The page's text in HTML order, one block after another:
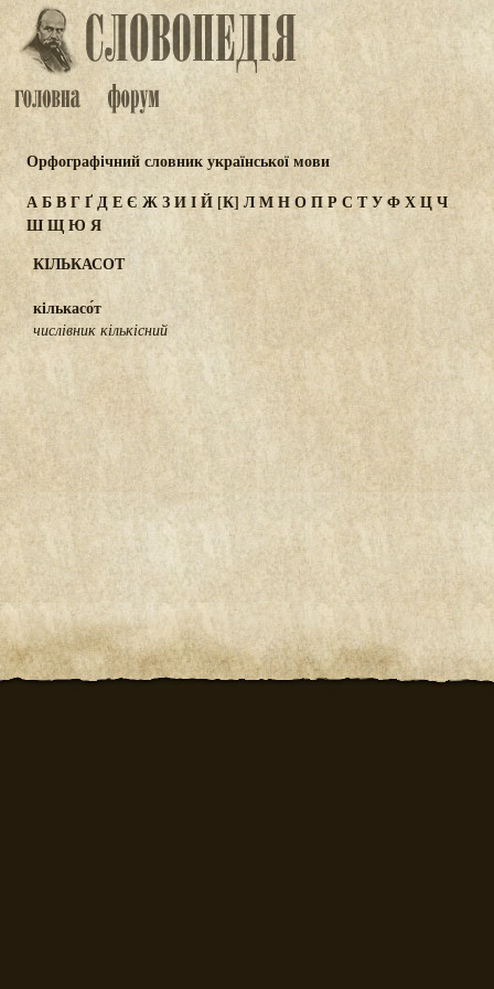
Орфографічний словник української мови
АБВГҐДЕЄ ЖЗИІЙ [К] ЛМНОПР СТУФХЦЧ
ШЩЮЯ
КІЛЬКАСОТ
кількасо́т
числівник кількісний